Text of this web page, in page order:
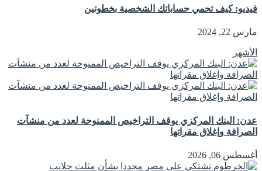
فيديو: كيف تحمي حساباتك الشخصية بخطوتين
مارس 22, 2024
الأشهر
عدن: البنك المركزي يوقف التراخيص الممنوحة لعدد من منشآت
الصرافة وإغلاق مقراتها
أغسطس 06, 2026